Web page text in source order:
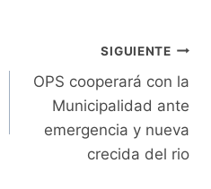
SIGUIENTE
OPS cooperará con la
Municipalidad ante
emergencia y nueva
crecida del rio